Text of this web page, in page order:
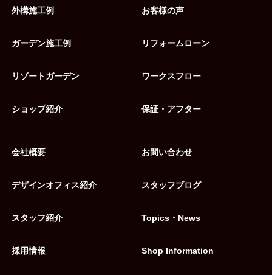
外構施工例
ガーデン施工例
リゾートガーデン
ショップ紹介
お客様の声
リフォームローン
ワークスフロー
保証・アフター
会社概要
デザインオフィス紹介
スタッフ紹介
採用情報
お問い合わせ
スタッフブログ
Topics・News
Shop Information